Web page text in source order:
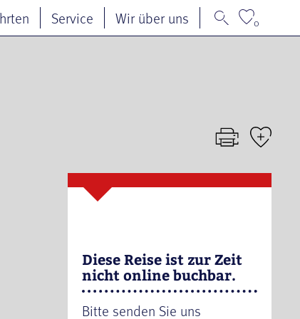
Service Wir über uns 0
Diese Reise ist zur Zeit
nicht online buchbar.
Bitte senden Sie uns